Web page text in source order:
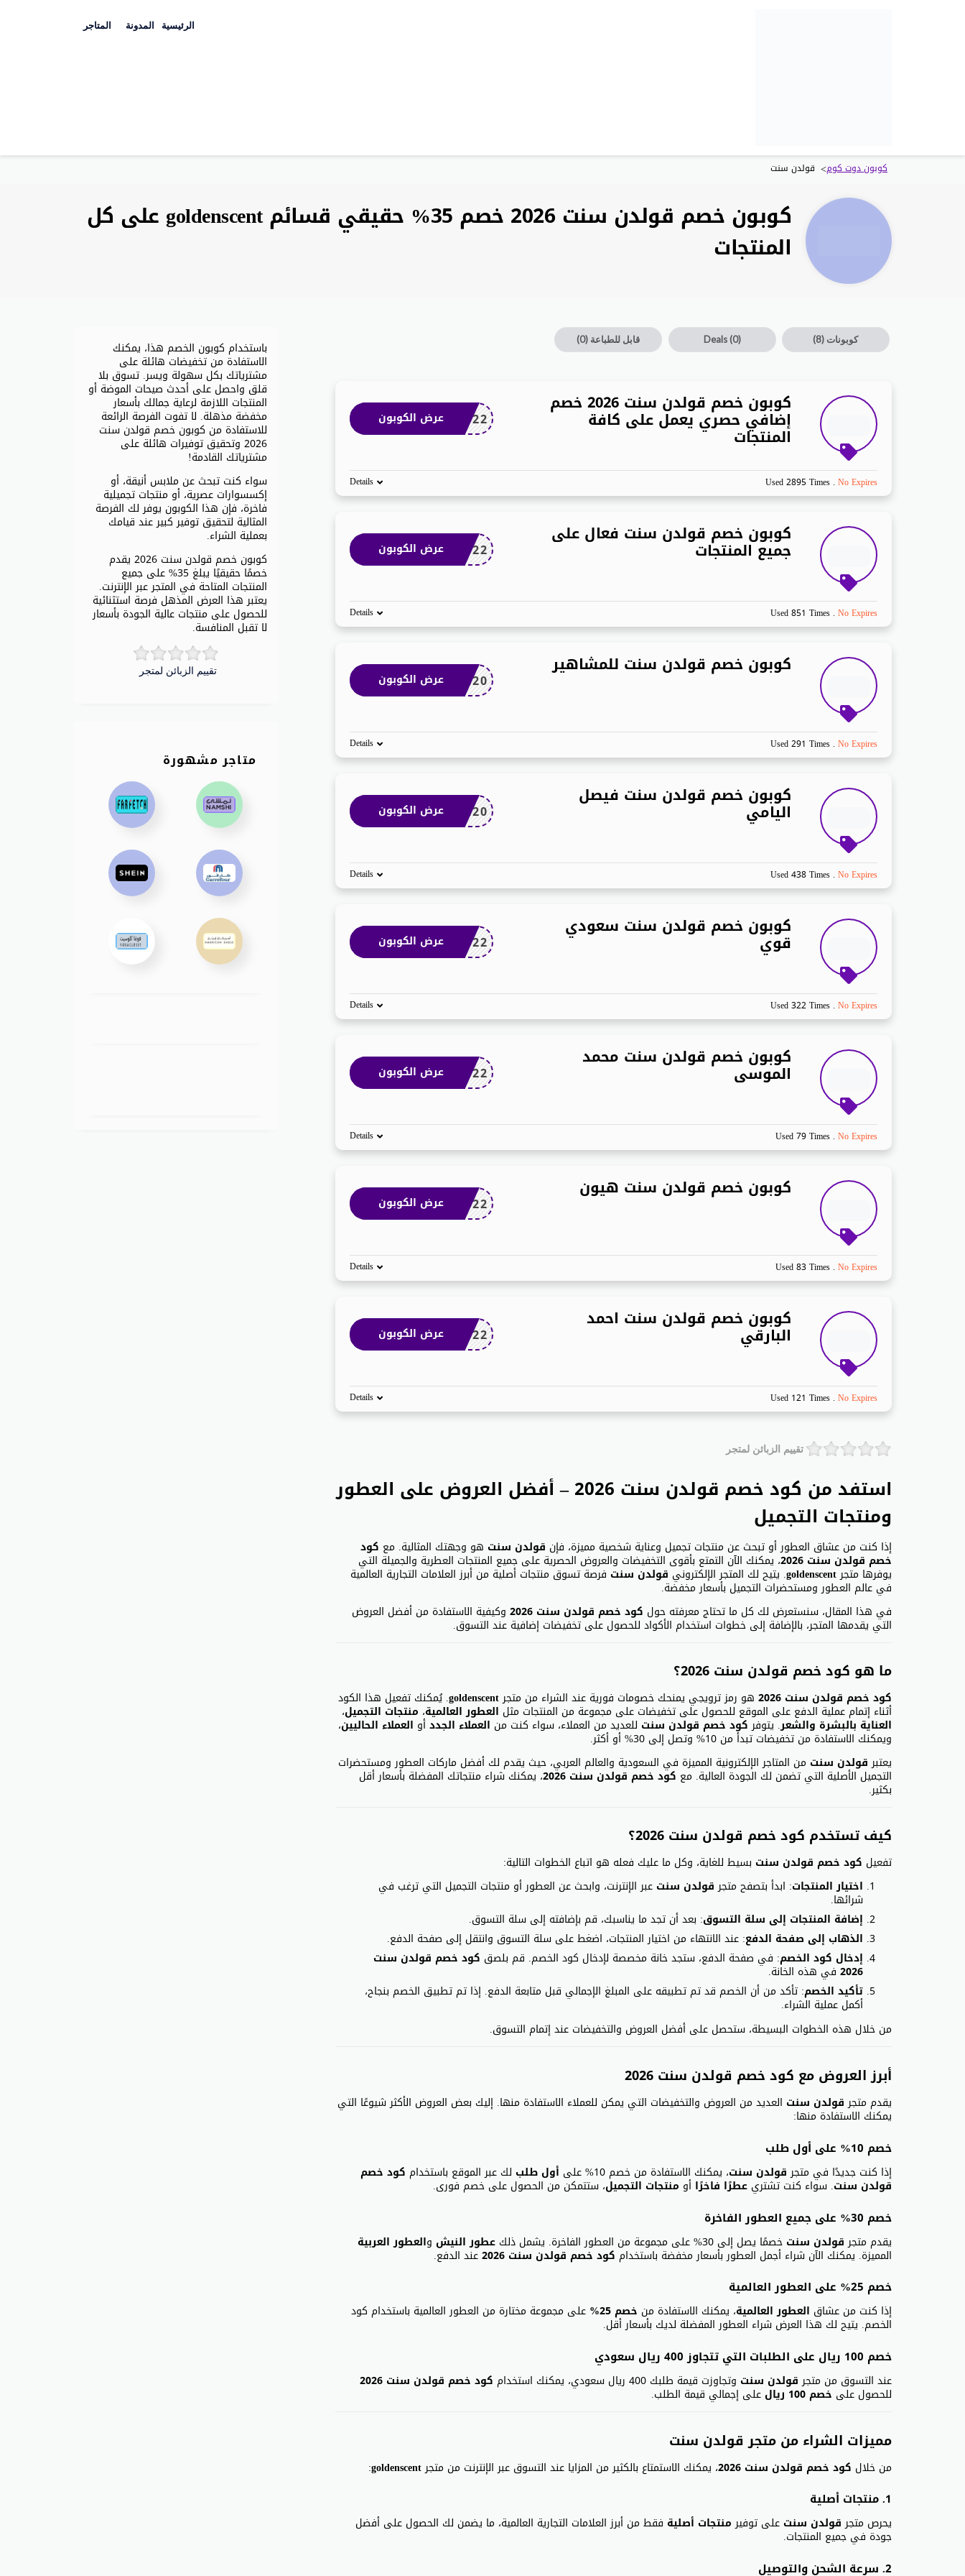
الرئيسية المدونة المتاجر
كوبون دوت كوم> قولدن سنت
كوبون خصم قولدن سنت 2026 خصم 35% حقيقي قسائم goldenscent على كل
المنتجات
كوبونات (8)
Deals (0) قابل للطباعة (0)
كوبون خصم قولدن سنت 2026 خصم
إضافي حصري يعمل على كافة
المنتجات
AN22 عرض الكوبون
Used 2895 Times . No Expires
Details
كوبون خصم قولدن سنت فعال على
جميع المنتجات AN22 عرض الكوبون
Used 851 Times . No Expires
Details
كوبون خصم قولدن سنت للمشاهير
SM20 عرض الكوبون
Used 291 Times . No Expires
Details
كوبون خصم قولدن سنت فيصل
اليامي SM20 عرض الكوبون
Used 438 Times . No Expires
Details
كوبون خصم قولدن سنت سعودي
قوي AN22 عرض الكوبون
Used 322 Times . No Expires
Details
كوبون خصم قولدن سنت محمد
الموسى AN22 عرض الكوبون
Used 79 Times . No Expires
Details
كوبون خصم قولدن سنت هيون
AN22 عرض الكوبون
Used 83 Times . No Expires
Details
كوبون خصم قولدن سنت احمد
البارقي AN22 عرض الكوبون
Used 121 Times . No Expires
Details
تقييم الزبائن لمتجر
استفد من كود خصم قولدن سنت 2026 – أفضل العروض على العطور
ومنتجات التجميل
إذا كنت من عشاق العطور أو تبحث عن منتجات تجميل وعناية شخصية مميزة، فإن قولدن سنت هو وجهتك المثالية. مع كود
خصم قولدن سنت 2026 ، يمكنك الآن التمتع بأقوى التخفيضات والعروض الحصرية على جميع المنتجات العطرية والجميلة التي
يوفرها متجرgoldenscent. يتيح لك المتجر الإلكتروني قولدن سنت فرصة تسوق منتجات أصلية من أبرز العلامات التجارية العالمية
في عالم العطور ومستحضرات التجميل بأسعار مخفضة.
في هذا المقال، سنستعرض لك كل ما تحتاج معرفته حول كود خصم قولدن سنت 2026 وكيفية الاستفادة من أفضل العروض
التي يقدمها المتجر، بالإضافة إلى خطوات استخدام الأكواد للحصول على تخفيضات إضافية عند التسوق.
ما هو كود خصم قولدن سنت 2026؟
كود خصم قولدن سنت 2026 هو رمز ترويجي يمنحك خصومات فورية عند الشراء من متجرgoldenscent. يُمكنك تفعيل هذا الكود
أثناء إتمام عملية الدفع على الموقع للحصول على تخفيضات على مجموعة من المنتجات مثل العطور العالمية، منتجات التجميل،
العناية بالبشرة والشعر. يتوفركود خصم قولدن سنت للعديد من العملاء، سواء كنت من العملاء الجددأو العملاء الحاليين،
ويمكنك الاستفادة من تخفيضات تبدأ من 10% وتصل إلى 30% أو أكثر.
يعتبرقولدن سنت من المتاجر الإلكترونية المميزة في السعودية والعالم العربي، حيث يقدم لك أفضل ماركات العطور ومستحضرات
التجميل الأصلية التي تضمن لك الجودة العالية. مع كود خصم قولدن سنت 2026 ، يمكنك شراء منتجاتك المفضلة بأسعار أقل
بكثير.
كيف تستخدم كود خصم قولدن سنت 2026؟
تفعيل كود خصم قولدن سنت بسيط للغاية، وكل ما عليك فعله هو اتباع الخطوات التالية:
اختيار المنتجات: ابدأ بتصفح متجرقولدن سنت عبر الإنترنت، وابحث عن العطور أو منتجات التجميل التي ترغب في
شرائها.
إضافة المنتجات إلى سلة التسوق: بعد أن تجد ما يناسبك، قم بإضافته إلى سلة التسوق.
الذهاب إلى صفحة الدفع: عند الانتهاء من اختيار المنتجات، اضغط على سلة التسوق وانتقل إلى صفحة الدفع.
إدخال كود الخصم: في صفحة الدفع، ستجد خانة مخصصة لإدخال كود الخصم. قم بلصق كود خصم قولدن سنت
2026 في هذه الخانة.
تأكيد الخصم: تأكد من أن الخصم قد تم تطبيقه على المبلغ الإجمالي قبل متابعة الدفع. إذا تم تطبيق الخصم بنجاح،
أكمل عملية الشراء.
من خلال هذه الخطوات البسيطة، ستحصل على أفضل العروض والتخفيضات عند إتمام التسوق.
أبرز العروض مع كود خصم قولدن سنت 2026
يقدم متجرقولدن سنت العديد من العروض والتخفيضات التي يمكن للعملاء الاستفادة منها. إليك بعض العروض الأكثر شيوعًا التي
يمكنك الاستفادة منها:
خصم 10% على أول طلب
إذا كنت جديدًا في متجرقولدن سنت، يمكنك الاستفادة من خصم 10% على أول طلب لك عبر الموقع باستخدام كود خصم
قولدن سنت. سواء كنت تشتري عطرًا فاخرًا أو منتجات التجميل، ستتمكن من الحصول على خصم فورى.
خصم 30% على جميع العطور الفاخرة
يقدم متجرقولدن سنت خصمًا يصل إلى 30% على مجموعة من العطور الفاخرة. يشمل ذلك عطور النيش والعطور العربية
المميزة. يمكنك الآن شراء أجمل العطور بأسعار مخفضة باستخدام كود خصم قولدن سنت 2026 عند الدفع.
خصم 25% على العطور العالمية
إذا كنت من عشاق العطور العالمية، يمكنك الاستفادة من خصم 25% على مجموعة مختارة من العطور العالمية باستخدام كود
الخصم. يتيح لك هذا العرض شراء العطور المفضلة لديك بأسعار أقل.
خصم 100 ريال على الطلبات التي تتجاوز 400 ريال سعودي
عند التسوق من متجرقولدن سنت وتجاوزت قيمة طلبك 400 ريال سعودي، يمكنك استخدام كود خصم قولدن سنت 2026
للحصول على خصم 100 ريال على إجمالي قيمة الطلب.
مميزات الشراء من متجر قولدن سنت
من خلال كود خصم قولدن سنت 2026 ، يمكنك الاستمتاع بالكثير من المزايا عند التسوق عبر الإنترنت من متجرgoldenscent
:
1. منتجات أصلية
يحرص متجرقولدن سنت على توفيرمنتجات أصلية فقط من أبرز العلامات التجارية العالمية، ما يضمن لك الحصول على أفضل
جودة في جميع المنتجات.
2. سرعة الشحن والتوصيل
تقييم الزبائن لمتجر
كوبون خصم قولدن سنت 2026 يقدم
خصمًا حقيقيًا يبلغ 35% على جميع
المنتجات المتاحة في المتجر عبر الإنترنت.
يعتبر هذا العرض المذهل فرصة استثنائية
للحصول على منتجات عالية الجودة بأسعار
لا تقبل المنافسة.
سواء كنت تبحث عن ملابس أنيقة، أو
إكسسوارات عصرية، أو منتجات تجميلية
فاخرة، فإن هذا الكوبون يوفر لك الفرصة
المثالية لتحقيق توفير كبير عند قيامك
بعملية الشراء.
باستخدام كوبون الخصم هذا، يمكنك
الاستفادة من تخفيضات هائلة على
مشترياتك بكل سهولة ويسر. تسوق بلا
قلق واحصل على أحدث صيحات الموضة أو
المنتجات اللازمة لرعاية جمالك بأسعار
مخفضة مذهلة. لا تفوت الفرصة الرائعة
للاستفادة من كوبون خصم قولدن سنت
2026 وتحقيق توفيرات هائلة على
مشترياتك القادمة!
متاجر مشهورة